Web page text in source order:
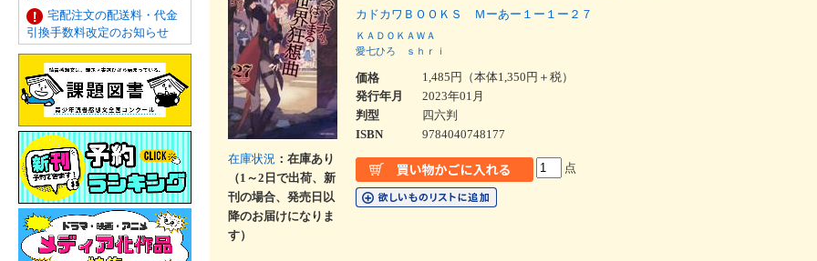
宅配注文の配送料・代金
引換手数料改定のお知らせ
在庫状況 ：在庫あり
（1～2日で出荷、新
刊の場合、発売日以
降のお届けになりま
す）
カドカワＢＯＯＫＳ Ｍーあー１ー１ー２７
ＫＡＤＯＫＡＷＡ
愛七ひろ
ｓｈｒｉ
価格
1,485円（本体1,350円＋税）
発行年月
2023年01月
判型
四六判
ISBN
9784040748177
点